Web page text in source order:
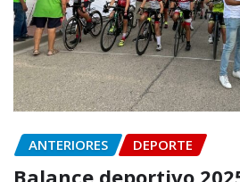
ANTERIORES DEPORTE